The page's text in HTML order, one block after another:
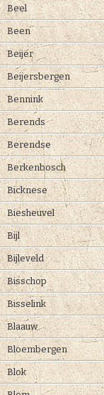
Beel
Been
Beijer
Beijersbergen
Bennink
Berends
Berendse
Berkenbosch
Bicknese
Biesheuvel
Bijl
Bijleveld
Bisschop
Bisselink
Blaauw
Bloembergen
Blok